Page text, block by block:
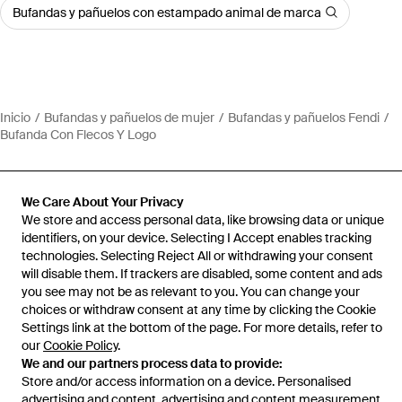
We Care About Your Privacy
We store and access personal data, like browsing data or unique
identifiers, on your device. Selecting I Accept enables tracking
technologies. Selecting Reject All or withdrawing your consent
will disable them. If trackers are disabled, some content and ads
you see may not be as relevant to you. You can change your
choices or withdraw consent at any time by clicking the Cookie
Settings link at the bottom of the page. For more details, refer to
ourCookie Policy.
We and our partners process data to provide:
Store and/or access information on a device. Personalised
Bufandas y pañuelos con estampado animal de marca
Inicio Bufandas y pañuelos de mujer
Bufandas y pañuelos Fendi
Bufanda Con Flecos Y Logo
Ayuda e información